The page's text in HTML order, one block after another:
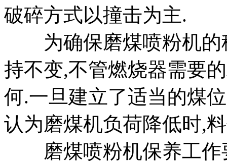
破碎方式以撞击为主.
为确保磨煤喷粉机的
持不变,不管燃烧器需要
何.一旦建立了适当的煤
认为磨煤机负荷降低时,
磨煤喷粉机保养工作